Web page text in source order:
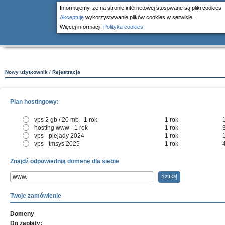
Nowy użytkownik / Rejestracja
Plan hostingowy:
vps 2 gb / 20 mb - 1 rok 1 rok
hosting www - 1 rok
1 rok
vps - plejady 2024
1 rok
vps - tmsys 2025
1 rok
Znajdź odpowiednią domenę dla siebie
www.
Twoje zamówienie
Domeny
Do zapłaty:
Informujemy, że na stronie internetowej stosowane są pliki cookies
Akceptuję wykorzystywanie plików cookies w serwisie.
Więcej informacji: Polityka cookies